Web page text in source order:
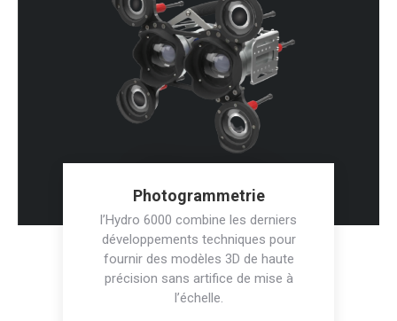
Photogrammetrie
l’Hydro 6000 combine les derniers
développements techniques pour
fournir des modèles 3D de haute
précision sans artifice de mise à
l’échelle.